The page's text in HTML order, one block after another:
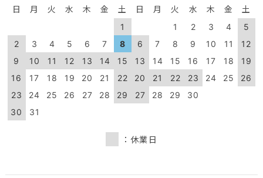
日 月 火 水 木 金 土
1
2
3 4 5 6 7
8
9
10 11 12 13 14
15
16
17 18 19 20 21
22
23
24 25 26 27 28
29
30
31
日 月 火 水 木 金 土
1 2 3 4
5
6
7 8 9 10 11
12
13
14 15 16 17 18
19
20
21 22 23 24 25
26
27
28 29 30
：休業日